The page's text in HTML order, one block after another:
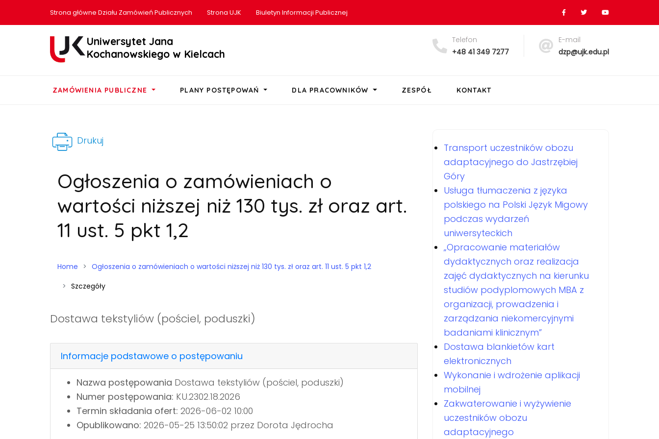
Strona główne Działu Zamówień Publicznych Strona UJK Biuletyn Informacji Publicznej
Uniwersytet Jana
Kochanowskiego w Kielcach
Telefon
+48 41 349 7277
E-mail
dzp@ujk.edu.pl
ZAMÓWIENIA PUBLICZNE PLANY POSTĘPOWAŃ DLA PRACOWNIKÓW ZESPÓŁ KONTAKT
Drukuj
Ogłoszenia o zamówieniach o
wartości niższej niż 130 tys. zł oraz art.
11 ust. 5 pkt 1,2
Home
Ogłoszenia o zamówieniach o wartości niższej niż 130 tys. zł oraz art. 11 ust. 5 pkt 1,2
Szczegóły
Dostawa tekstyliów (pościel, poduszki)
Informacje podstawowe o postępowaniu
Nazwa postępowania Dostawa tekstyliów (pościel, poduszki)
Numer postępowania: KU.2302.18.2026
Termin składania ofert: 2026-06-02 10:00
Opublikowano: 2026-05-25 13:50:02 przez Dorota Jędrocha
Transport uczestników obozu
adaptacyjnego do Jastrzębiej
Góry
Usługa tłumaczenia z języka
polskiego na Polski Język Migowy
podczas wydarzeń
uniwersyteckich
„Opracowanie materiałów
dydaktycznych oraz realizacja
zajęć dydaktycznych na kierunku
studiów podyplomowych MBA z
organizacji, prowadzenia i
zarządzania niekomercyjnymi
badaniami klinicznym”
Dostawa blankietów kart
elektronicznych
Wykonanie i wdrożenie aplikacji
mobilnej
Zakwaterowanie i wyżywienie
uczestników obozu
adaptacyjnego